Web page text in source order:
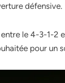
défensive.
entre le 4-3-1-2
pour un